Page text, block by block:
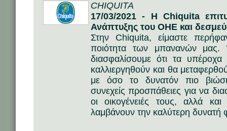
CHIQUITA
17/03/2021 - Η Chiquita
Ανάπτυξης του ΟΗΕ και
Στην Chiquita, είμαστε
ποιότητα των μπανανών μας.
διασφαλίσουμε ότι τα
καλλιεργηθούν και θα
με όσο το δυνατόν πιο
συνεχείς προσπάθειες για να
οι οικογένειές τους, αλλά
λαμβάνουν την καλύτερη δυνατή